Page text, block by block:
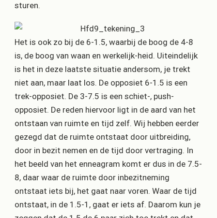
sturen.
Het is ook zo bij de 6-1.5, waarbij de boog de 4-8
is, de boog van waan en werkelijk-heid. Uiteindelijk
is het in deze laatste situatie andersom, je trekt
niet aan, maar laat los. De opposiet 6-1.5 is een
trek-opposiet. De 3-7.5 is een schiet-, push-
opposiet. De reden hiervoor ligt in de aard van het
ontstaan van ruimte en tijd zelf. Wij hebben eerder
gezegd dat de ruimte ontstaat door uitbreiding,
door in bezit nemen en de tijd door vertraging. In
het beeld van het enneagram komt er dus in de 7.5-
8, daar waar de ruimte door inbezitneming
ontstaat iets bij, het gaat naar voren. Waar de tijd
ontstaat, in de 1.5-1, gaat er iets af. Daarom kun je